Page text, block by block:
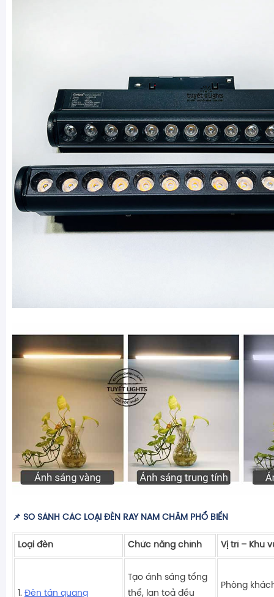
📌 SO SÁNH CÁC LOẠI ĐÈN RAY NAM CHÂM PHỔ BIẾN
Loại đèn Chức năng chính Vị trí – Khu
1. Đèn tán quang
Tạo ánh sáng tổng
thể, lan toả đều
Phòng